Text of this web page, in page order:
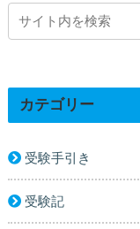
カテゴリー
受験手引き
受験記